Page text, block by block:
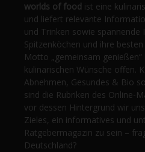
worlds of food ist eine
und liefert relevante
und Trinken sowie spannende
Spitzenköchen und ihre
Motto „gemeinsam genießen“
kulinarischen Wünsche offen.
Abnehmen, Gesundes & Bio
sind die Rubriken des Online-
vor dessen Hintergrund wir
Zieles, ein informatives und
Ratgebermagazin zu sein –
Deutschland?